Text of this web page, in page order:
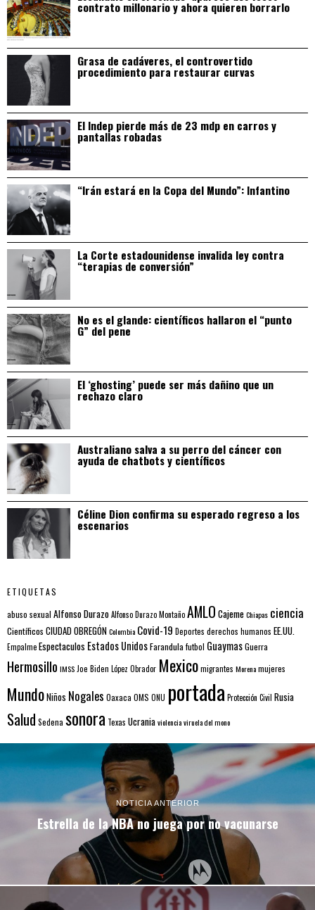
contrato millonario y ahora quieren borrarlo
Grasa de cadáveres, el controvertido
procedimiento para restaurar curvas
El Indep pierde más de 23 mdp en carros y
pantallas robadas
“Irán estará en la Copa del Mundo”: Infantino
La Corte estadounidense invalida ley contra
“terapias de conversión”
No es el glande: científicos hallaron el “punto
G” del pene
El ‘ghosting’ puede ser más dañino que un
rechazo claro
Australiano salva a su perro del cáncer con
ayuda de chatbots y científicos
Céline Dion confirma su esperado regreso a los
escenarios
ETIQUETAS
abuso sexual Alfonso DurazoAlfonso Durazo MontañoAMLO CajemeChiapas ciencia
Científicos CIUDAD OBREGÓNColombia Covid-19 Deportes derechos humanos EE.UU.
EmpalmeEspectaculos Estados UnidosFarandula futbol GuaymasGuerra
Hermosillo IMSS Joe Biden López Obrador Mexicomigrantes Morenamujeres
MundoNiños Nogales Oaxaca OMS ONU portada Protección Civil Rusia
Salud Sedena sonora Texas Ucraniaviolenciaviruela del mono
NOTICIA ANTERIOR
Estrella de la NBA no juega por no vacunarse